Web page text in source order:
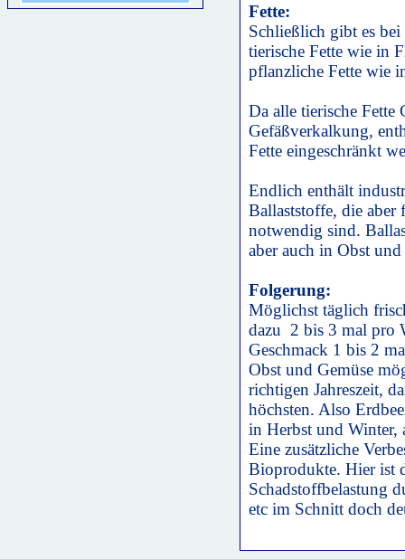
Fette:
Schließlich gibt es
tierische Fette wie in
pflanzliche Fette wie
Da alle tierische
Gefäßverkalkung,
Fette eingeschränkt
Endlich enthält
Ballaststoffe, die
notwendig sind.
aber auch in Obst
Folgerung:
Möglichst täglich
dazu 2 bis 3 mal pro
Geschmack 1 bis 2
Obst und Gemüse
richtigen Jahreszeit,
höchsten. Also
in Herbst und Winter,
Eine zusätzliche
Bioprodukte. Hier ist
Schadstoffbelastung
etc im Schnitt doch